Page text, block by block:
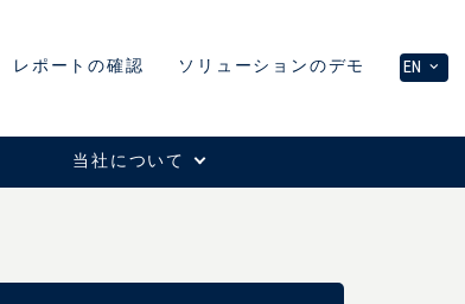
レポートの確認 ソリューションのデモ EN
当社について